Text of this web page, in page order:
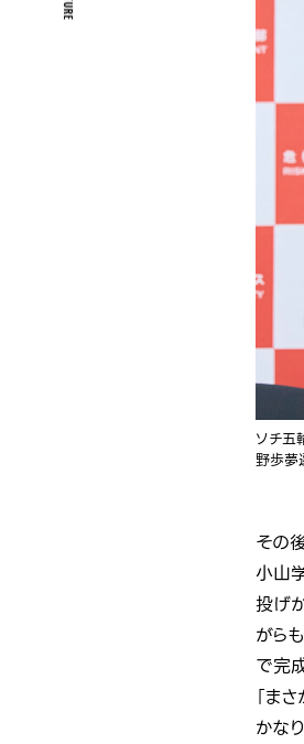
ソチ五
野歩夢
その
小山
投げ
がら
で完
「ま
かな